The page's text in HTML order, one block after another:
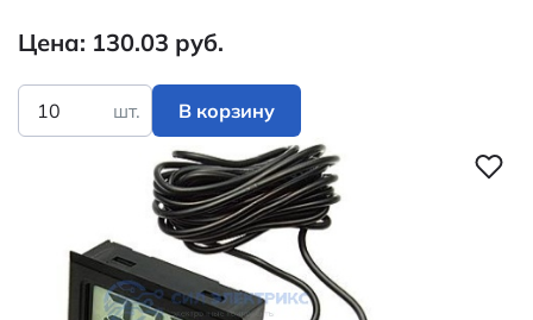
Цена: 130.03 руб.
шт. В корзину